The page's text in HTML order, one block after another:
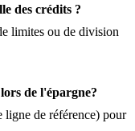
des crédits ?
limites ou de division
de l'épargne?
ligne de référence) pour